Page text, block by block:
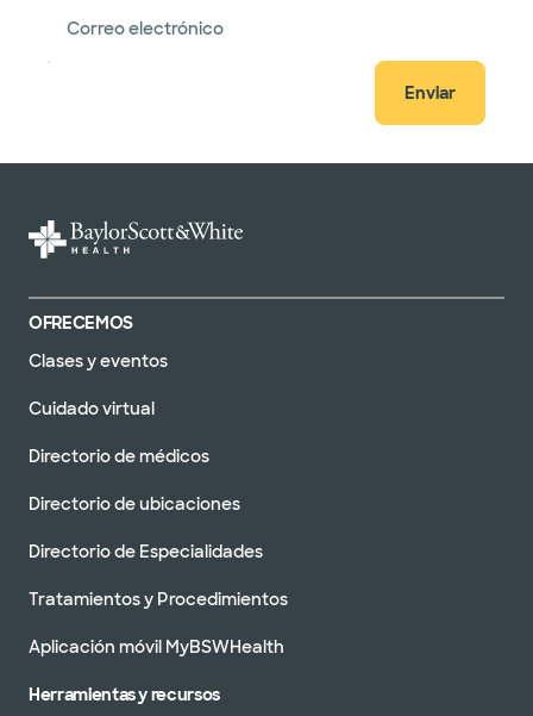
Correo electrónico
Enviar
OFRECEMOS
Clases y eventos
Cuidado virtual
Directorio de médicos
Directorio de ubicaciones
Directorio de Especialidades
Tratamientos y Procedimientos
Aplicación móvil MyBSWHealth
Herramientas y recursos